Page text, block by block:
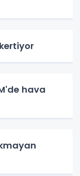
hava